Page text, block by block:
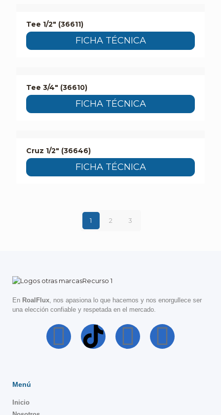
Tee 1/2″ (36611)
FICHA TÉCNICA
Tee 3/4″ (36610)
FICHA TÉCNICA
Cruz 1/2″ (36646)
FICHA TÉCNICA
1 2 3
En RoalFlux, nos apasiona lo que hacemos y nos enorgullece ser
una elección confiable y respetada en el mercado.
Menú
Inicio